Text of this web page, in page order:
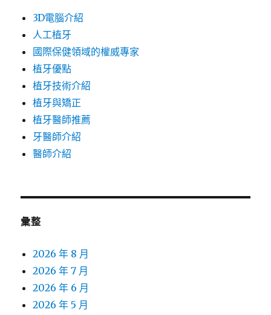
3D電腦介紹
人工植牙
國際保健領域的權威專家
植牙優點
植牙技術介紹
植牙與矯正
植牙醫師推薦
牙醫師介紹
醫師介紹
彙整
2026 年 8 月
2026 年 7 月
2026 年 6 月
2026 年 5 月